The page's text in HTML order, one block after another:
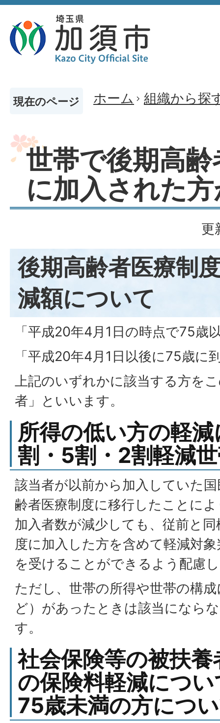
現在のページ ホーム 組織から探
世帯で後期高
に加入された
更
後期高齢者医療制
減額について
「平成20年4月1日の時点で75歳
「平成20年4月1日以後に75歳に
上記のいずれかに該当する方を
者」といいます。
所得の低い方の軽
割・5割・2割軽減
該当者が以前から加入していた
齢者医療制度に移行したことに
加入者数が減少しても、従前と
度に加入した方を含めて軽減対
を受けることができるよう配慮
ただし、世帯の所得や世帯の構
ど）があったときは該当になら
す。
社会保険等の被扶
の保険料軽減につ
75歳未満の方につ